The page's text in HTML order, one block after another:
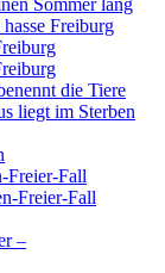
Sommer lang
Freiburg
die Tiere
liegt im Sterben
Freier-Fall
Freier-Fall
–